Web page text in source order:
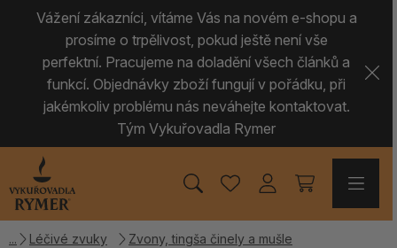
Vážení zákazníci, vítáme Vás na novém e-shopu a
prosíme o trpělivost, pokud ještě není vše
perfektní. Pracujeme na doladění všech článků a
funkcí. Objednávky zboží fungují v pořádku, při
jakémkoliv problému nás neváhejte kontaktovat.
Tým Vykuřovadla Rymer
Léčivé zvuky Zvony, tingša činely a mušle